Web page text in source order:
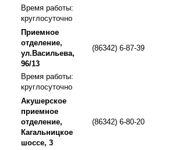
Время работы:
круглосуточно
Приемное
отделение,
ул.Васильева,
96/13
(86342) 6-87-39
Время работы:
круглосуточно
Акушерское
приемное
отделение,
Кагальницкое
шоссе, 3
(86342) 6-80-20